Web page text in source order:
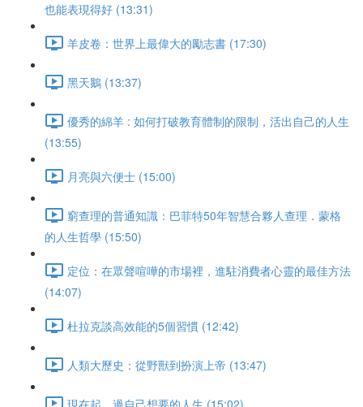
也能表現得好 (13:31)
羊皮卷：世界上最偉大的勵志書 (17:30)
黑天鵝 (13:37)
優秀的綿羊 : 如何打破教育體制的限制，活出自己的人生
(13:55)
月亮與六便士 (15:00)
窮查理的普通知識：巴菲特50年智慧合夥人查理．蒙格
的人生哲學 (15:50)
定位：在眾聲喧嘩的市場裡，進駐消費者心靈的最佳方法
(14:07)
杜拉克談高效能的5個習慣 (12:42)
人類大歷史：從野獸到扮演上帝 (13:47)
現在起，過自己想要的人生 (15:02)